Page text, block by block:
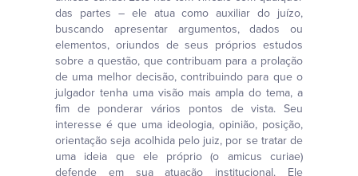
das partes – ele atua como auxiliar do juízo,
buscando apresentar argumentos, dados ou
elementos, oriundos de seus próprios estudos
sobre a questão, que contribuam para a prolação
de uma melhor decisão, contribuindo para que o
julgador tenha uma visão mais ampla do tema, a
fim de ponderar vários pontos de vista. Seu
interesse é que uma ideologia, opinião, posição,
orientação seja acolhida pelo juiz, por se tratar de
uma ideia que ele próprio (o amicus curiae)